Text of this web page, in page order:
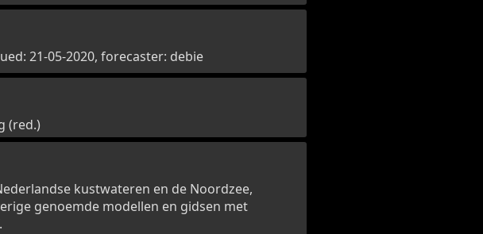
21-05-2020, forecaster: debie
(red.)
kustwateren en de Noordzee,
genoemde modellen en gidsen met